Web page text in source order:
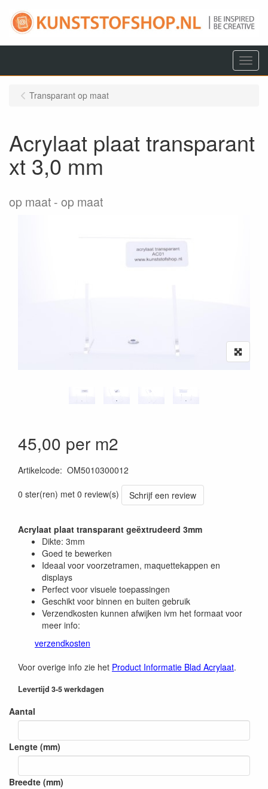
Menu
Transparant op maat
Acrylaat plaat transparant
xt 3,0 mm
op maat op maat
45,00 per m2
Artikelcode: OM5010300012
0 ster(ren) met 0 review(s)
Schrijf een review
Acrylaat plaat transparant geëxtrudeerd 3mm
Dikte: 3mm
Goed te bewerken
Ideaal voor voorzetramen, maquettekappen en
displays
Perfect voor visuele toepassingen
Geschikt voor binnen en buiten gebruik
Verzendkosten kunnen afwijken ivm het formaat voor
meer info:
verzendkosten
Voor overige info zie het Product Informatie Blad Acrylaat.
Levertijd 3-5 werkdagen
Aantal
Lengte (mm)
Breedte (mm)